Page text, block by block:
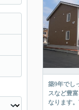
築9年でし
スなど豊
なります